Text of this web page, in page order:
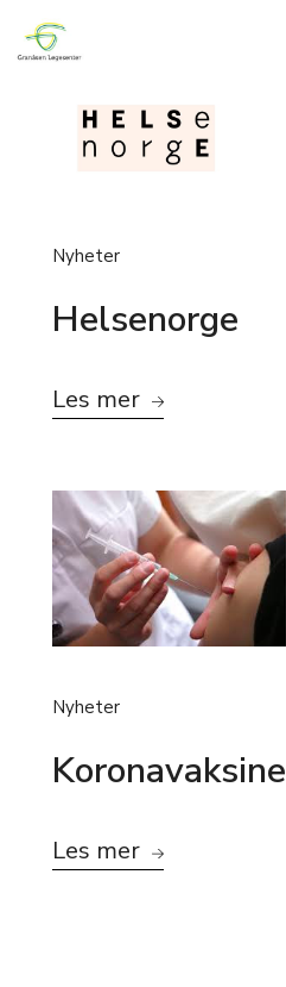
Nyheter
Helsenorge
Les mer
Nyheter
Koronavaksine
Les mer